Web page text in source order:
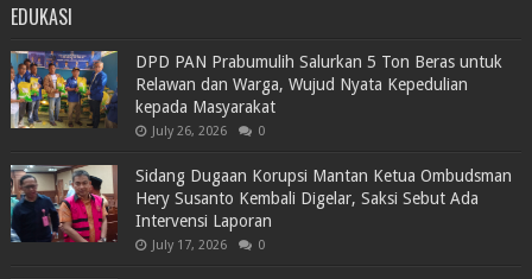
EDUKASI
DPD PAN Prabumulih Salurkan 5 Ton Beras untuk
Relawan dan Warga, Wujud Nyata Kepedulian
kepada Masyarakat
July 26, 2026 0
Sidang Dugaan Korupsi Mantan Ketua Ombudsman
Hery Susanto Kembali Digelar, Saksi Sebut Ada
Intervensi Laporan
July 17, 2026 0